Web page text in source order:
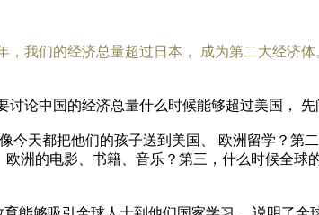
我们的经济总量超过日本， 成为第二大经济
中国的经济总量什么时候能够超过美国， 先
天都把他们的孩子送到美国、 欧洲留学？第
洲的电影、书籍、音乐？第三，什么时候全球